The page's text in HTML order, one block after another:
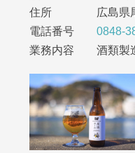
住所 広島県尾
電話番号0848-
業務内容 酒類製